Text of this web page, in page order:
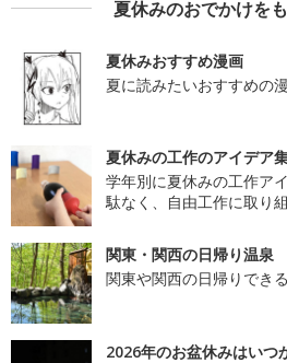
夏休みのおでかけを
夏休みおすすめ漫画
夏に読みたいおすすめの
夏休みの工作のアイデア
学年別に夏休みの工作ア
駄なく、自由工作に取り
関東・関西の日帰り温泉
関東や関西の日帰りでき
2026年のお盆休みはいつ